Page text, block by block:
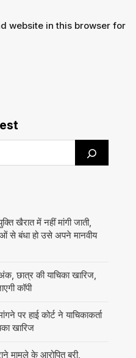
website in this browser for
खैरात में नहीं मांगी जाती,
से बंधा हो उसे अपने मानवीय
छात्र की याचिका खारिज,
कॉपी
पर हाई कोर्ट ने याचिकाकर्ता
खारिज
मामले के आरोपित बरी,